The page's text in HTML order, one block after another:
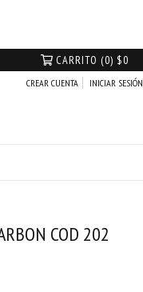
CARRITO (0) $0
CREAR CUENTA INICIAR SESIÓN
COD 202